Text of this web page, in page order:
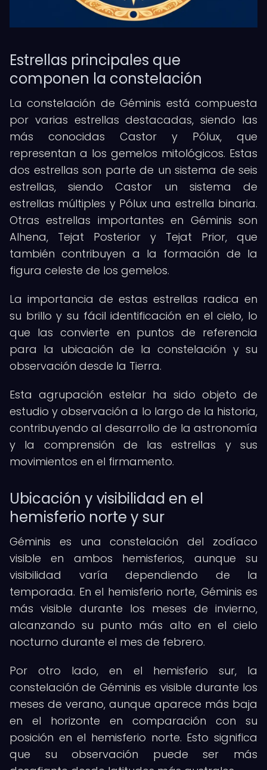
Estrellas principales que
componen la constelación
La constelación de Géminis está compuesta
por varias estrellas destacadas, siendo las
más conocidas Castor y Pólux, que
representan a los gemelos mitológicos. Estas
dos estrellas son parte de un sistema de seis
estrellas, siendo Castor un sistema de
estrellas múltiples y Pólux una estrella binaria.
Otras estrellas importantes en Géminis son
Alhena, Tejat Posterior y Tejat Prior, que
también contribuyen a la formación de la
figura celeste de los gemelos.
La importancia de estas estrellas radica en
su brillo y su fácil identificación en el cielo, lo
que las convierte en puntos de referencia
para la ubicación de la constelación y su
observación desde la Tierra.
Esta agrupación estelar ha sido objeto de
estudio y observación a lo largo de la historia,
contribuyendo al desarrollo de la astronomía
y la comprensión de las estrellas y sus
movimientos en el firmamento.
Ubicación y visibilidad en el
hemisferio norte y sur
Géminis es una constelación del zodíaco
visible en ambos hemisferios, aunque su
visibilidad varía dependiendo de la
temporada. En el hemisferio norte, Géminis es
más visible durante los meses de invierno,
alcanzando su punto más alto en el cielo
nocturno durante el mes de febrero.
Por otro lado, en el hemisferio sur, la
constelación de Géminis es visible durante los
meses de verano, aunque aparece más baja
en el horizonte en comparación con su
posición en el hemisferio norte. Esto significa
que su observación puede ser más